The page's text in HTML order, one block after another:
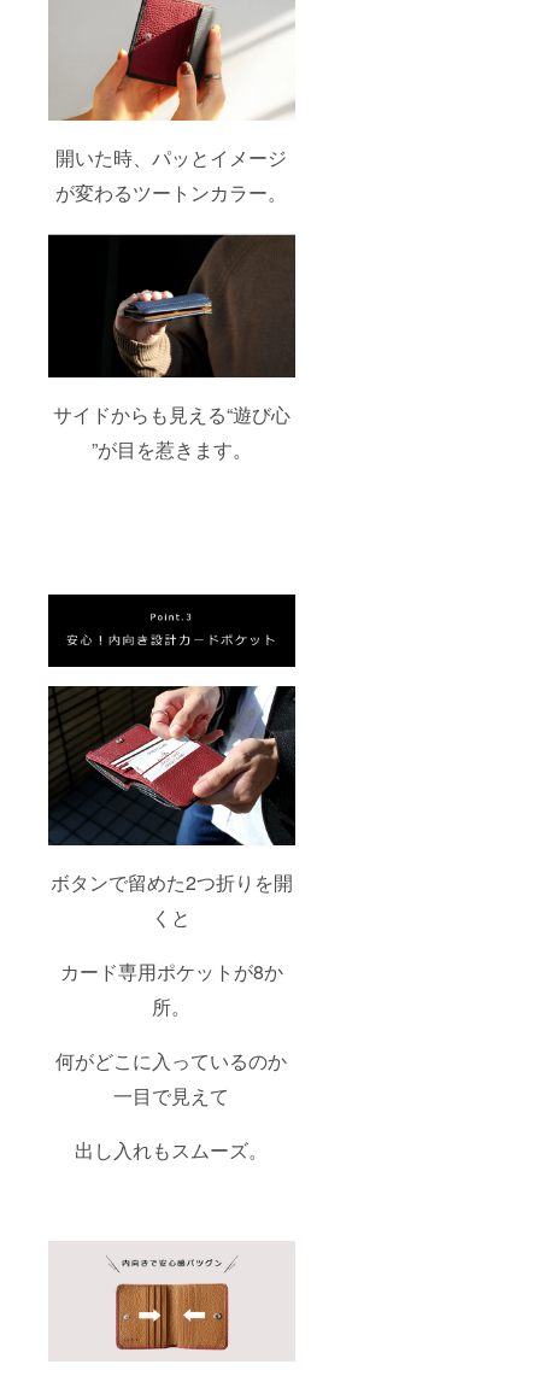
開いた時、パッとイメージ
が変わるツートンカラー。
サイドからも見える“遊び心
”が目を惹きます。
ボタンで留めた2つ折りを開
くと
カード専用ポケットが8か
所。
何がどこに入っているのか
一目で見えて
出し入れもスムーズ。